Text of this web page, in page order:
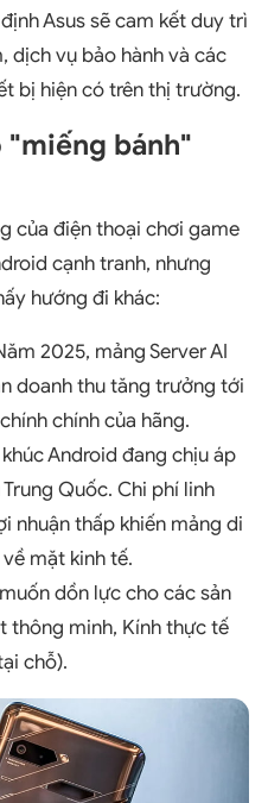
Asus sẽ cam kết duy trì
dịch vụ bảo hành và các
bị hiện có trên thị trường.
"miếng bánh"
của điện thoại chơi game
cạnh tranh, nhưng
hướng đi khác:
2025, mảng Server AI
doanh thu tăng trưởng tới
chính của hãng.
Android đang chịu áp
Quốc. Chi phí linh
nhuận thấp khiến mảng di
mặt kinh tế.
dồn lực cho các sản
thông minh, Kính thực tế
chỗ).